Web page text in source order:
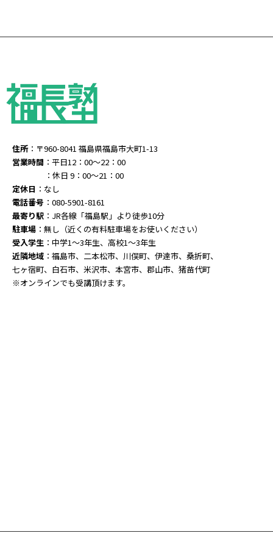
住所：〒960-8041 福島県福島市大町1-13
営業時間 ：平日12：00～22：00
：休日 9：00～21：00
定休日 ：なし
電話番号 ：080-5901-8161
最寄り駅 ：JR各線「福島駅」より徒歩10分
駐車場 ：無し（近くの有料駐車場をお使いください）
受入学生 ：中学1～3年生、高校1～3年生
近隣地域 ：福島市、二本松市、川俣町、伊達市、桑折町、
七ヶ宿町、白石市、米沢市、本宮市、郡山市、猪苗代町
※オンラインでも受講頂けます。